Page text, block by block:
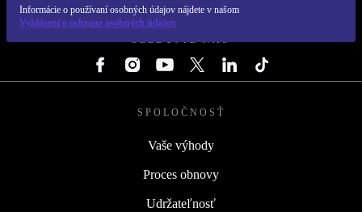
Informácie o používaní osobných údajov nájdete v našom
Vyhlásení o ochrane osobných údajov
SLEDUJTE NÁS
SPOLOČNOSŤ
Vaše výhody
Proces obnovy
Udržateľnosť